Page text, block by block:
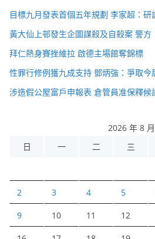
目標九月發表首個五年規劃 李家超：
黃大仙上邨發生企圖謀殺及自殺案 警
拜仁熱身賽挫維拉 啟德主場館奪錦標
性罪行修例獲九成支持 鄧炳強：爭取今
涉造假公屋富戶申報表 倉管員准保釋候
2026 年 8 月
日
一 二 三
2 3 4 5
9 10 11 12